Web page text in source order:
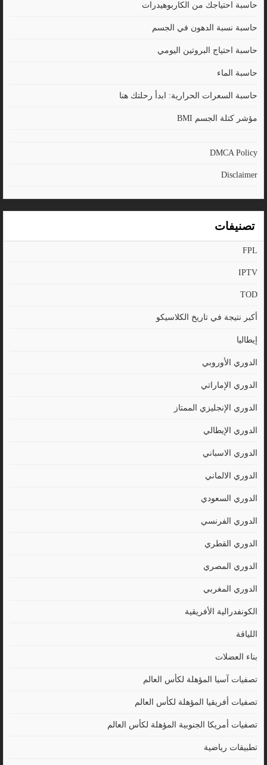
حاسبة احتياجك من الكاربوهيدرات
حاسبة نسبة الدهون في الجسم
حاسبة احتياج البروتين اليومي
حاسبة الماء
حاسبة السعرات الحرارية: ابدأ رحلتك هنا
مؤشر كتلة الجسم BMI
DMCA Policy
Disclaimer
تصنيفات
FPL
IPTV
TOD
أكبر نتيجة في تاريخ الكلاسيكو
إيطاليا
الدوري الأوروبي
الدوري الإماراتي
الدوري الإنجليزي الممتاز
الدوري الإيطالي
الدوري الاسباني
الدوري الالماني
الدوري السعودي
الدوري الفرنسي
الدوري القطري
الدوري المصري
الدوري المغربي
الكونفدرالية الأفريقية
اللياقة
بناء العضلات
تصفيات آسيا المؤهلة لكأس العالم
تصفيات أفريقيا المؤهلة لكأس العالم
تصفيات أمريكا الجنوبية المؤهلة لكأس العالم
تطبيقات رياضية